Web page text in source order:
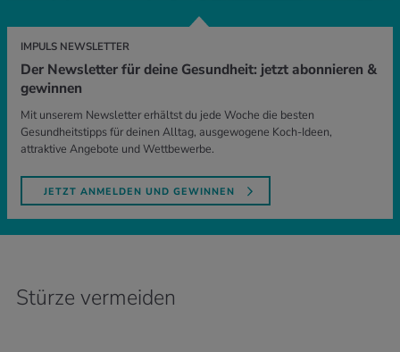
IMPULS NEWSLETTER
Der Newsletter für deine Gesundheit: jetzt abonnieren &
gewinnen
Mit unserem Newsletter erhältst du jede Woche die besten
Gesundheitstipps für deinen Alltag, ausgewogene Koch-Ideen,
attraktive Angebote und Wettbewerbe.
JETZT ANMELDEN UND GEWINNEN
Stürze vermeiden